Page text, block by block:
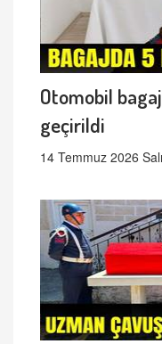
Otomobil
geçirildi
14 Temmuz 2026 Salı